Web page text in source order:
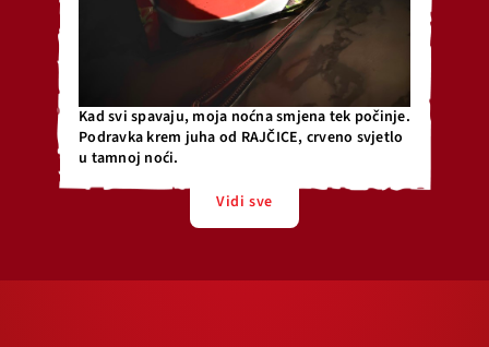
Kad svi spavaju, moja noćna smjena tek počinje.
Podravka krem juha od RAJČICE, crveno svjetlo
u tamnoj noći.
Vidi sve